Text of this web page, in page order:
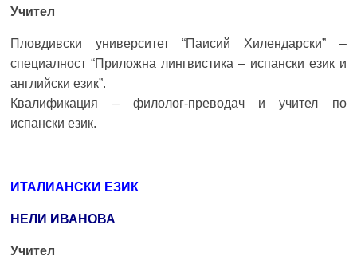
Учител
Пловдивски университет “Паисий Хилендарски” –
специалност “Приложна лингвистика – испански език и
английски език”.
Квалификация – филолог-преводач и учител по
испански език.
ИТАЛИАНСКИ ЕЗИК
НЕЛИ ИВАНОВА
Учител